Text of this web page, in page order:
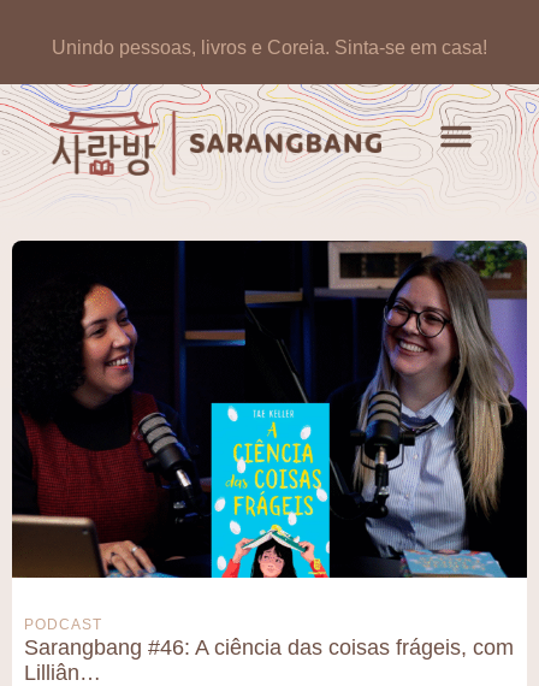
Unindo pessoas, livros e Coreia. Sinta-se em casa!
PODCAST
Sarangbang #46: A ciência das coisas frágeis, com
Lilliân…